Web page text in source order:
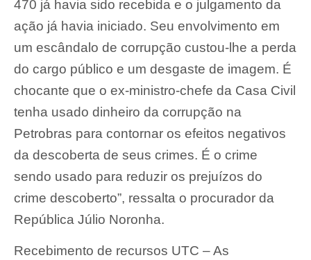
470 já havia sido recebida e o julgamento da
ação já havia iniciado. Seu envolvimento em
um escândalo de corrupção custou-lhe a perda
do cargo público e um desgaste de imagem. É
chocante que o ex-ministro-chefe da Casa Civil
tenha usado dinheiro da corrupção na
Petrobras para contornar os efeitos negativos
da descoberta de seus crimes. É o crime
sendo usado para reduzir os prejuízos do
crime descoberto”, ressalta o procurador da
República Júlio Noronha.
Recebimento de recursos UTC – As